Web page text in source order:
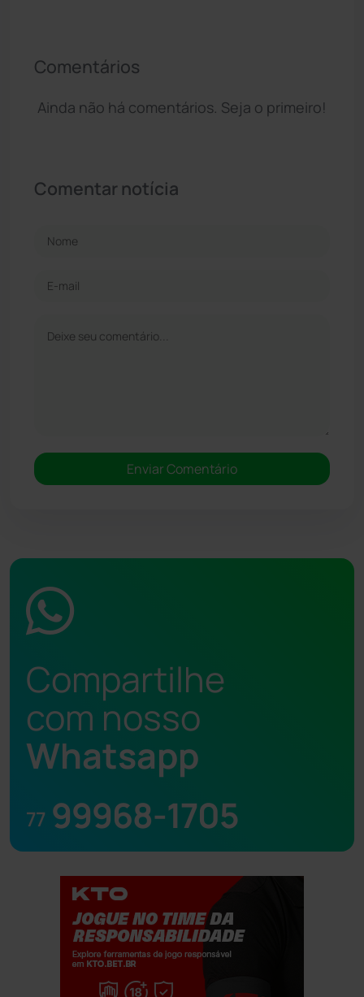
Comentários
Ainda não há comentários. Seja o primeiro!
Comentar notícia
Compartilhe
com nosso
Whatsapp
77 99968-1705